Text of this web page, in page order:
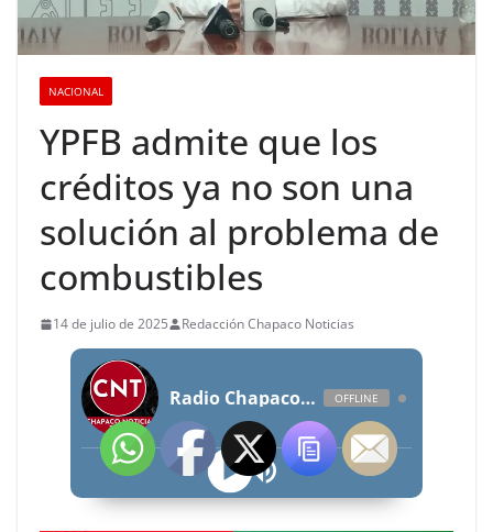
NACIONAL
YPFB admite que los
créditos ya no son una
solución al problema de
combustibles
14 de julio de 2025 Redacción Chapaco Noticias
Radio Chapaco Noticias Las 24 horas en vivo OFFLINE